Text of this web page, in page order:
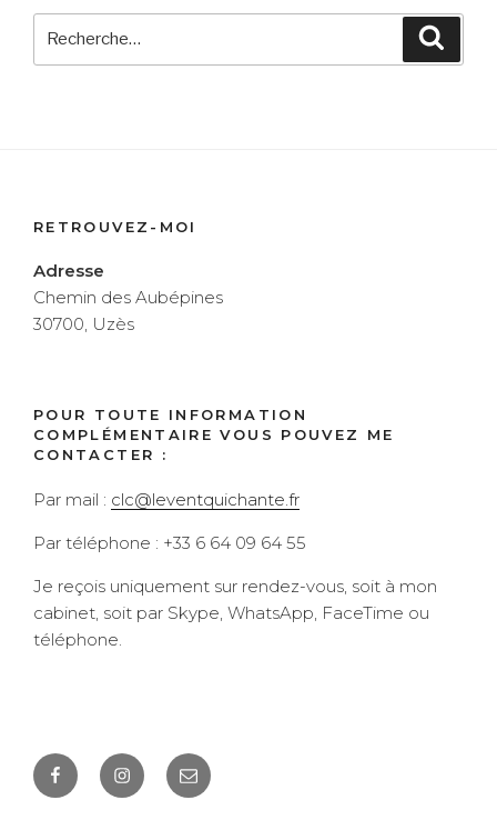
RETROUVEZ-MOI
Adresse
Chemin des Aubépines
30700, Uzès
POUR TOUTE INFORMATION
COMPLÉMENTAIRE VOUS POUVEZ ME
CONTACTER :
Par mail : clc@leventquichante.fr
Par téléphone : +33 6 64 09 64 55
Je reçois uniquement sur rendez-vous, soit à mon
cabinet, soit par Skype, WhatsApp, FaceTime ou
téléphone.
FacebookInstagram
E-
mail